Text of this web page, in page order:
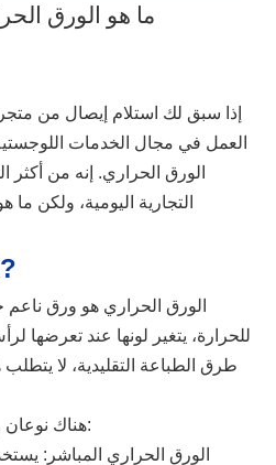
ما هو الورق
إذا سبق لك استلام إيصال من
العمل في مجال الخدمات
الورق الحراري. إنه من أكثر
التجارية اليومية، ولكن
?
الورق الحراري هو ورق
للحرارة، يتغير لونها عند تعرضها
طرق الطباعة التقليدية، لا
هناك نوعان رئيسيان من الورق الحراري:
الورق الحراري المباشر: